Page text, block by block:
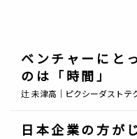
ベンチャーにと
のは「時間」
辻 未津高｜ピクシーダストテ
日本企業の方が